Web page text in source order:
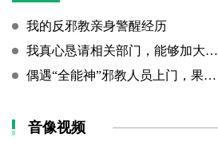
我的反邪教亲身警醒经历
我真心恳请相关部门，能够加大对“全能神”邪教的打击力度
偶遇“全能神”邪教人员上门，果断硬核驱离
音像视频